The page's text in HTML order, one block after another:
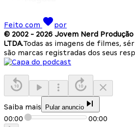
Feito com
por
© 2002 - 2026 Jovem Nerd
LTDA.Todas as imagens de filmes,
são marcas registradas dos seus
Saiba mais Pular anuncio
00:00 00:00